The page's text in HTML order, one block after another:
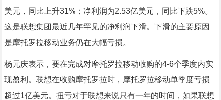
美元，同比上升31%；净利润为2.53亿美元，同比下跌5%。
这是联想集团最近几年罕见的净利润下滑。下滑的主要原因
是摩托罗拉移动业务仍在大幅亏损。
杨元庆表示，要在完成对摩托罗拉移动收购的4-6个季度内实
现盈利。联想在收购摩托罗拉时，摩托罗拉移动单季度亏损
超过1亿美元。扭亏对于联想来说只有一年的时间，如果联想